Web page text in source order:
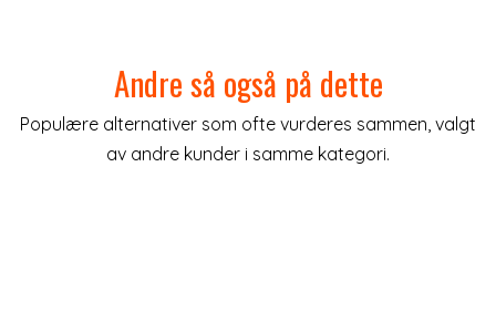
Andre så også på dette
Populære alternativer som ofte vurderes sammen, valgt
av andre kunder i samme kategori.